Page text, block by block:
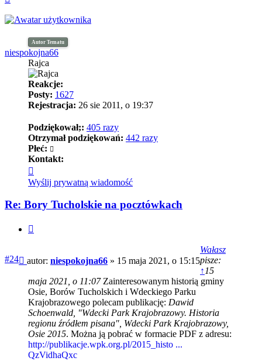
Autor Tematu
niespokojna66
Rajca
Reakcje:
Posty: 1627
Rejestracja: 26 sie 2011, o 19:37
Podziękował;: 405 razy
Otrzymał podziękowań: 442 razy
Płeć:
Kontakt:
się
z
niespokojna66
Wyślij prywatną wiadomość
Re: Bory Tucholskie na pocztówkach
#24 Post
autor: niespokojna66 » 15 maja 2021, o 15:15
Wałasz
pisze:
↑ 15
maja 2021, o 11:07Zainteresowanym historią gminy
Osie, Borów Tucholskich i Wdeckiego Parku
Krajobrazowego polecam publikację: Dawid
Schoenwald, "Wdecki Park Krajobrazowy. Historia
regionu źródłem pisana", Wdecki Park Krajobrazowy,
Osie 2015. Można ją pobrać w formacie PDF z adresu:
http://publikacje.wpk.org.pl/2015_histo ...
QzVidhaQxc